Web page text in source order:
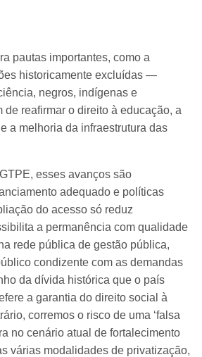
pautas importantes, como a
historicamente excluídas —
negros, indígenas e
reafirmar o direito à educação, a
a melhoria da infraestrutura das
esses avanços são
adequado e políticas
do acesso só reduz
a permanência com qualidade
rede pública de gestão pública,
condizente com as demandas
da dívida histórica que o país
a garantia do direito social à
corremos o risco de uma ‘falsa
no cenário atual de fortalecimento
várias modalidades de privatização,